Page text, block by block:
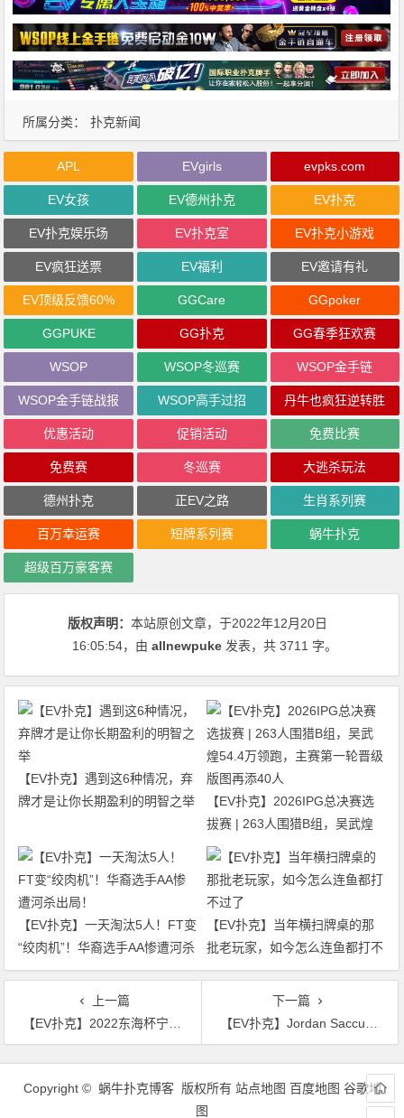
所属分类： 扑克新闻
APL EVgirls evpks.com
EV女孩 EV德州扑克 EV扑克
EV扑克娱乐场 EV扑克室 EV扑克小游戏
EV疯狂送票 EV福利 EV邀请有礼
EV顶级反馈60% GGCare GGpoker
GGPUKE GG扑克 GG春季狂欢赛
WSOP WSOP冬巡赛 WSOP金手链
WSOP金手链战报 WSOP高手过招 丹牛也疯狂逆转胜
优惠活动 促销活动 免费比赛
免费赛 冬巡赛 大逃杀玩法
德州扑克 正EV之路 生肖系列赛
百万幸运赛 短牌系列赛 蜗牛扑克
超级百万豪客赛
版权声明：本站原创文章，于2022年12月20日
16:05:54，由allnewpuke 发表，共 3711 字。
【EV扑克】遇到这6种情况，弃
牌才是让你长期盈利的明智之举
【EV扑克】2026IPG总决赛选
拔赛 | 263人围猎B组，吴武煌
54.4万领跑，主赛第一轮晋级版
【EV扑克】一天淘汰5人！FT变
“绞肉机”！华裔选手AA惨遭河杀
出局！
【EV扑克】当年横扫牌桌的那
批老玩家，如今怎么连鱼都打不
过了
上一篇
【EV扑克】2022东海杯宁波站80人奖励圈大门敞开，施岳春成泡沫，叶鹏程167w领跑29人晋级
下一篇
【EV扑克】Jordan Saccucci赢得EPT布拉格站€5,300主赛事冠军 ，斩获91万欧奖金
文
Copyright © 蜗牛扑克博客 版权所有 站点地图 百度地图 谷歌地
图